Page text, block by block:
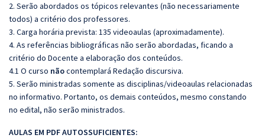
2. Serão abordados os tópicos relevantes (não necessariamente
todos) a critério dos professores.
3. Carga horária prevista: 135 videoaulas (aproximadamente).
4. As referências bibliográficas não serão abordadas, ficando a
critério do Docente a elaboração dos conteúdos.
4.1 O curso nãocontemplará Redação discursiva.
5. Serão ministradas somente as disciplinas/videoaulas relacionadas
no informativo. Portanto, os demais conteúdos, mesmo constando
no edital, não serão ministrados.
AULAS EM PDF AUTOSSUFICIENTES: